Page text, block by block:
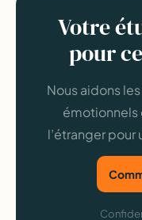
Votre
pour
Nous aidons
émotionnels
l’étranger